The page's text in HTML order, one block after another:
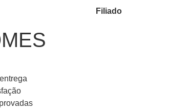
Filiado